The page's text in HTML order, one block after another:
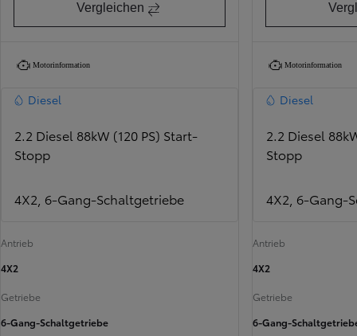
Vergleichen
Motorinformation
Diesel
2.2 Diesel 88kW (120 PS) Start-
Stopp
4X2, 6-Gang-Schaltgetriebe
Antrieb
4X2
Getriebe
6-Gang-Schaltgetriebe
Motorinformation
Diesel
2.2 Diesel
Stopp
4X2, 6-Gang-
Antrieb
4X2
Getriebe
6-Gang-